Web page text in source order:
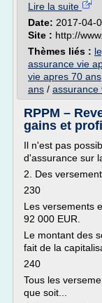
Lire la suite
Date: 2017-04-
Site : http://
Thèmes liés :
assurance vie
vie apres 70 ans
ans / assurance
RPPM –
gains et
Il n'est pas
d'assurance sur
2. Des
230
Les versements
92 000 EUR.
Le montant des
fait de la
240
Tous les
que soit...